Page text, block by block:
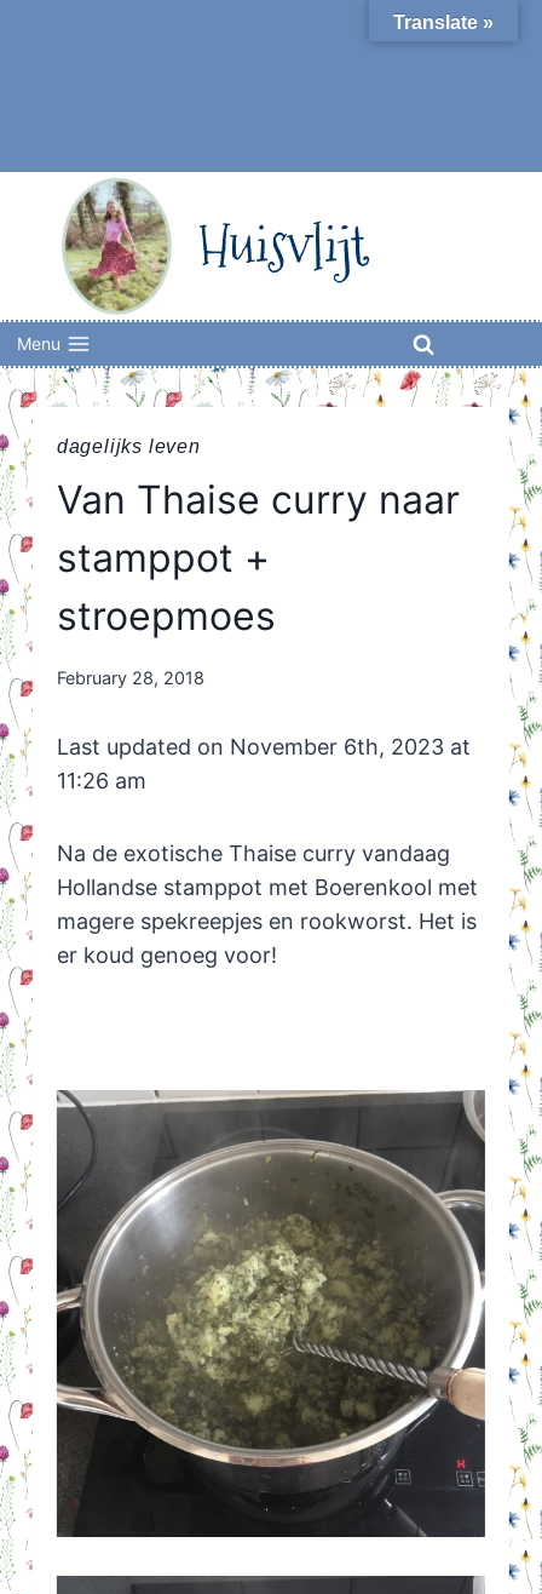
Huisvlijt
Menu
dagelijks leven
Van Thaise curry naar
stamppot +
stroepmoes
By
February 28, 2018
Last updated on November 6th, 2023 at
11:26 am
Na de exotische Thaise curry vandaag
Hollandse stamppot met Boerenkool met
magere spekreepjes en rookworst. Het is
er koud genoeg voor!
Translate »